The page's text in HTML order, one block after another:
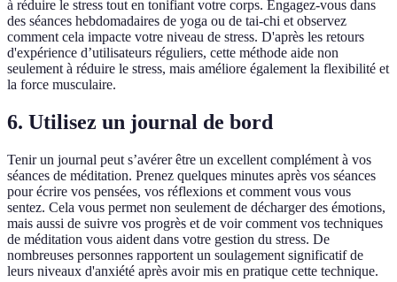
à réduire le stress tout en tonifiant votre corps. Engagez-vous dans
des séances hebdomadaires de yoga ou de tai-chi et observez
comment cela impacte votre niveau de stress. D'après les retours
d'expérience d’utilisateurs réguliers, cette méthode aide non
seulement à réduire le stress, mais améliore également la flexibilité et
la force musculaire.
6. Utilisez un journal de bord
Tenir un journal peut s’avérer être un excellent complément à vos
séances de méditation. Prenez quelques minutes après vos séances
pour écrire vos pensées, vos réflexions et comment vous vous
sentez. Cela vous permet non seulement de décharger des émotions,
mais aussi de suivre vos progrès et de voir comment vos techniques
de méditation vous aident dans votre gestion du stress. De
nombreuses personnes rapportent un soulagement significatif de
leurs niveaux d'anxiété après avoir mis en pratique cette technique.